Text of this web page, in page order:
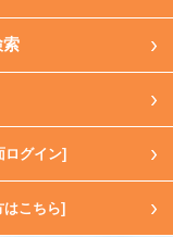
ログイン]
はこちら]